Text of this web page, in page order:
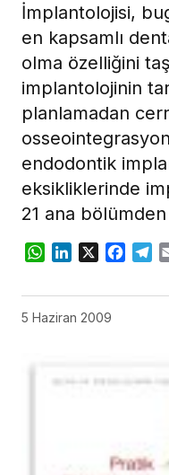
İmplantolojisi,
en kapsamlı
olma özelliğini
implantolojinin
planlamadan
endodontik
eksikliklerinde
21 ana
WhatsApp
LinkedIn
X
5 Haziran 2009